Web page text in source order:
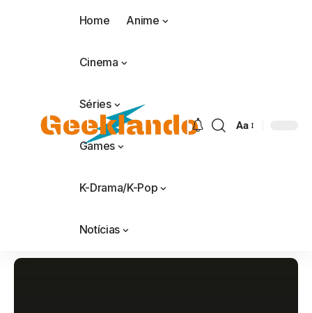
Home Anime
Cinema
Séries
Games
K-Drama/K-Pop
Notícias
Aa